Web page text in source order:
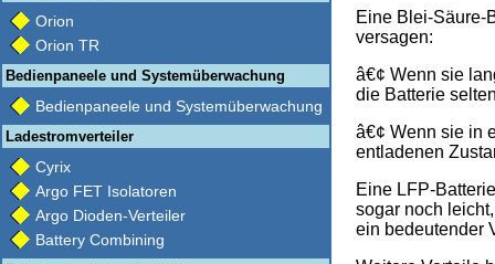
Orion
Orion TR
Bedienpaneele und Systemüberwachung
Bedienpaneele und Systemüberwachung
Ladestromverteiler
Cyrix
Argo FET Isolatoren
Argo Dioden-Verteiler
Battery Combining
Eine Blei-Säure-
versagen:
â€¢ Wenn sie
die Batterie
â€¢ Wenn sie in
entladenen
Eine LFP-
sogar noch
ein bedeutender